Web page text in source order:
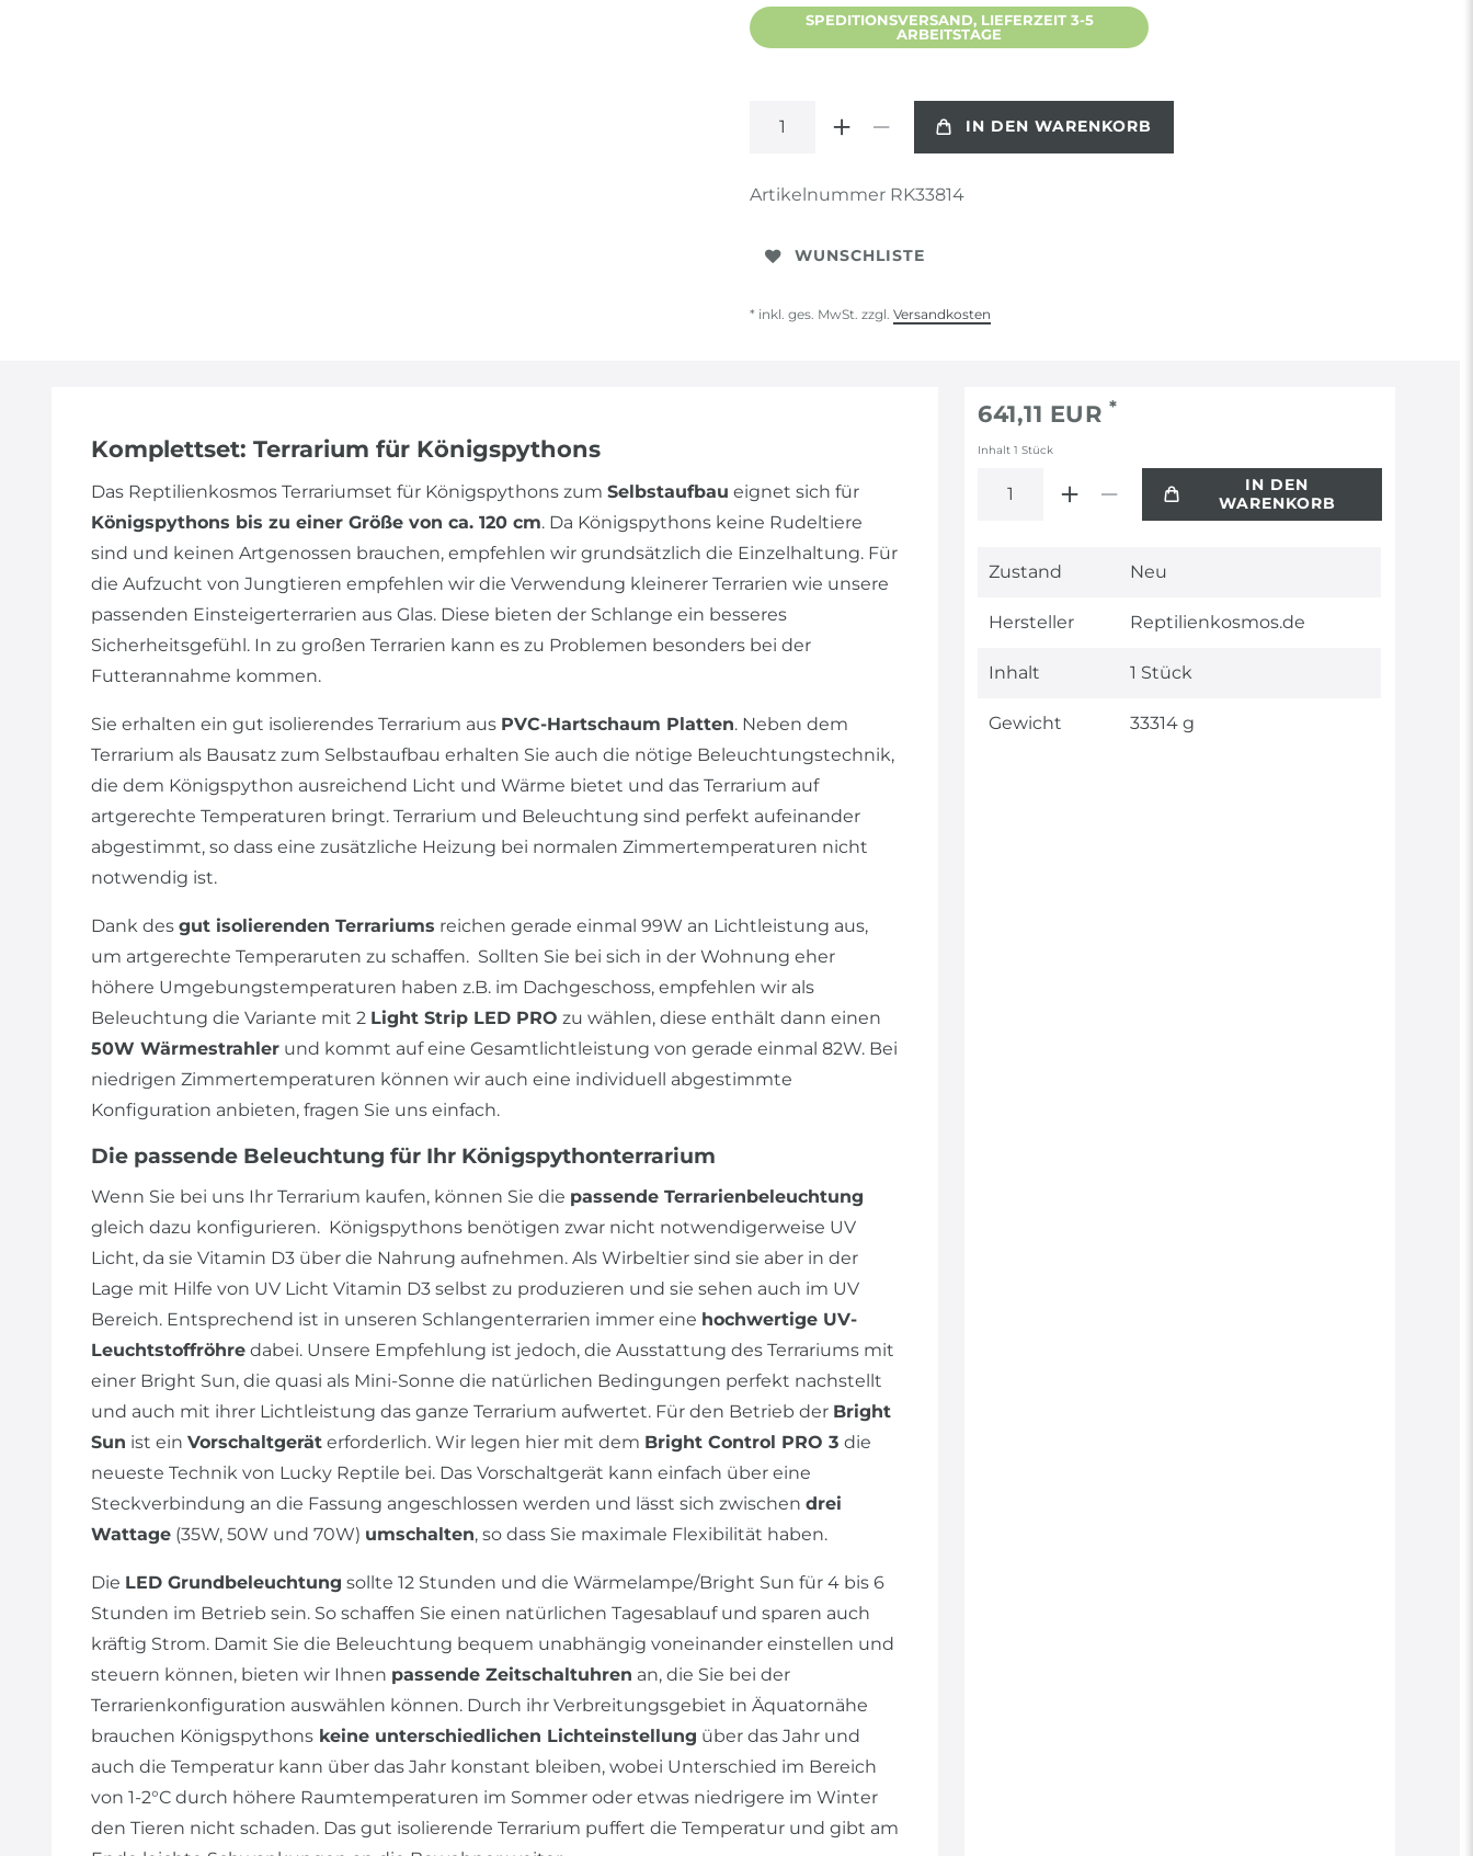
SPEDITIONSVERSAND, LIEFERZEIT 3-5
ARBEITSTAGE
IN DEN WARENKORB
Artikelnummer RK33814
WUNSCHLISTE
* inkl. ges. MwSt. zzgl. Versandkosten
Komplettset: Terrarium für Königspythons
Das Reptilienkosmos Terrariumset für Königspythons zum Selbstaufbau eignet sich für
Königspythons bis zu einer Größe von ca. 120 cm. Da Königspythons keine Rudeltiere
sind und keinen Artgenossen brauchen, empfehlen wir grundsätzlich die Einzelhaltung. Für
die Aufzucht von Jungtieren empfehlen wir die Verwendung kleinerer Terrarien wie unsere
passenden Einsteigerterrarien aus Glas. Diese bieten der Schlange ein besseres
Sicherheitsgefühl. In zu großen Terrarien kann es zu Problemen besonders bei der
Futterannahme kommen.
Sie erhalten ein gut isolierendes Terrarium aus PVC-Hartschaum Platten. Neben dem
Terrarium als Bausatz zum Selbstaufbau erhalten Sie auch die nötige Beleuchtungstechnik,
die dem Königspython ausreichend Licht und Wärme bietet und das Terrarium auf
artgerechte Temperaturen bringt. Terrarium und Beleuchtung sind perfekt aufeinander
abgestimmt, so dass eine zusätzliche Heizung bei normalen Zimmertemperaturen nicht
notwendig ist.
Dank des gut isolierenden Terrariums reichen gerade einmal 99W an Lichtleistung aus,
um artgerechte Temperaruten zu schaffen. Sollten Sie bei sich in der Wohnung eher
höhere Umgebungstemperaturen haben z.B. im Dachgeschoss, empfehlen wir als
Beleuchtung die Variante mit 2 Light Strip LED PRO zu wählen, diese enthält dann einen
50W Wärmestrahler und kommt auf eine Gesamtlichtleistung von gerade einmal 82W. Bei
niedrigen Zimmertemperaturen können wir auch eine individuell abgestimmte
Konfiguration anbieten, fragen Sie uns einfach.
Die passende Beleuchtung für Ihr Königspythonterrarium
Wenn Sie bei uns Ihr Terrarium kaufen, können Sie die passende Terrarienbeleuchtung
gleich dazu konfigurieren. Königspythons benötigen zwar nicht notwendigerweise UV
Licht, da sie Vitamin D3 über die Nahrung aufnehmen. Als Wirbeltier sind sie aber in der
Lage mit Hilfe von UV Licht Vitamin D3 selbst zu produzieren und sie sehen auch im UV
Bereich. Entsprechend ist in unseren Schlangenterrarien immer eine hochwertige UV-
Leuchtstoffröhre dabei. Unsere Empfehlung ist jedoch, die Ausstattung des Terrariums mit
einer Bright Sun, die quasi als Mini-Sonne die natürlichen Bedingungen perfekt nachstellt
und auch mit ihrer Lichtleistung das ganze Terrarium aufwertet. Für den Betrieb der Bright
Sun ist ein Vorschaltgerät erforderlich. Wir legen hier mit dem Bright Control PRO 3 die
neueste Technik von Lucky Reptile bei. Das Vorschaltgerät kann einfach über eine
Steckverbindung an die Fassung angeschlossen werden und lässt sich zwischen drei
Wattage (35W, 50W und 70W) umschalten, so dass Sie maximale Flexibilität haben.
Die LED Grundbeleuchtung sollte 12 Stunden und die Wärmelampe/Bright Sun für 4 bis 6
Stunden im Betrieb sein. So schaffen Sie einen natürlichen Tagesablauf und sparen auch
kräftig Strom. Damit Sie die Beleuchtung bequem unabhängig voneinander einstellen und
steuern können, bieten wir Ihnen passende Zeitschaltuhren an, die Sie bei der
Terrarienkonfiguration auswählen können. Durch ihr Verbreitungsgebiet in Äquatornähe
brauchen Königspythons keine unterschiedlichen Lichteinstellung über das Jahr und
auch die Temperatur kann über das Jahr konstant bleiben, wobei Unterschied im Bereich
von 1-2°C durch höhere Raumtemperaturen im Sommer oder etwas niedrigere im Winter
den Tieren nicht schaden. Das gut isolierende Terrarium puffert die Temperatur und gibt am
641,11 EUR *
Inhalt1Stück
IN DEN
WARENKORB
Technisches
Wert
Zustand Neu
Hersteller Reptilienkosmos.de
Inhalt 1 Stück
Gewicht 33314 g